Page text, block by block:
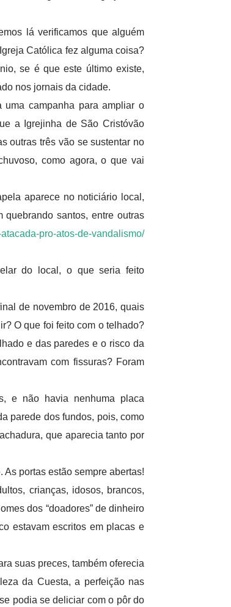
lá verificamos que alguém
Católica fez alguma coisa?
se é que este último existe,
nos jornais da cidade.
uma campanha para ampliar o
a Igrejinha de São Cristóvão
outras três vão se sustentar no
como agora, o que vai
aparece no noticiário local,
quebrando santos, entre outras
pro-atos-de-vandalismo/
do local, o que seria feito
de novembro de 2016, quais
O que foi feito com o telhado?
e das paredes e o risco da
com fissuras? Foram
e não havia nenhuma placa
parede dos fundos, pois, como
que aparecia tanto por
portas estão sempre abertas!
crianças, idosos, brancos,
dos “doadores” de dinheiro
estavam escritos em placas e
suas preces, também oferecia
da Cuesta, a perfeição nas
podia se deliciar com o pôr do